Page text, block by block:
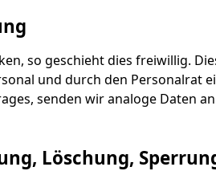
so geschieht dies freiwillig.
und durch den Personalrat
senden wir analoge Daten
Löschung,